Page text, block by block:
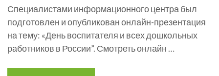
Специалистами информационного центра был
подготовлен и опубликован онлайн-презентация
на тему: «День воспитателя и всех дошкольных
работников в России”. Смотреть онлайн …